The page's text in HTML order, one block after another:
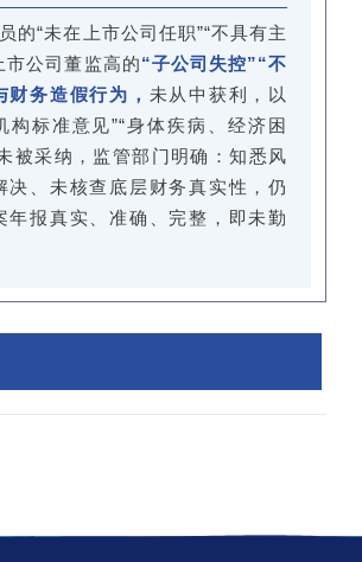
的“未在上市公司任职”“不具有主
市公司董监高的“子公司失控”“不
财务造假行为， 未从中获利，以
构标准意见”“身体疾病、经济困
被采纳，监管部门明确：知悉风
决、未核查底层财务真实性，仍
年报真实、准确、完整，即未勤